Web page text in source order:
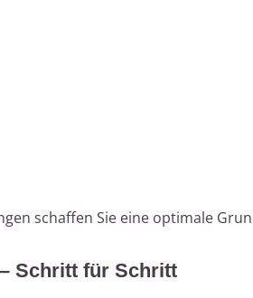
schaffen Sie eine optimale
Schritt für Schritt